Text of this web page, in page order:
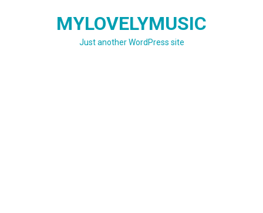
MYLOVELYMUSIC
Just another WordPress site